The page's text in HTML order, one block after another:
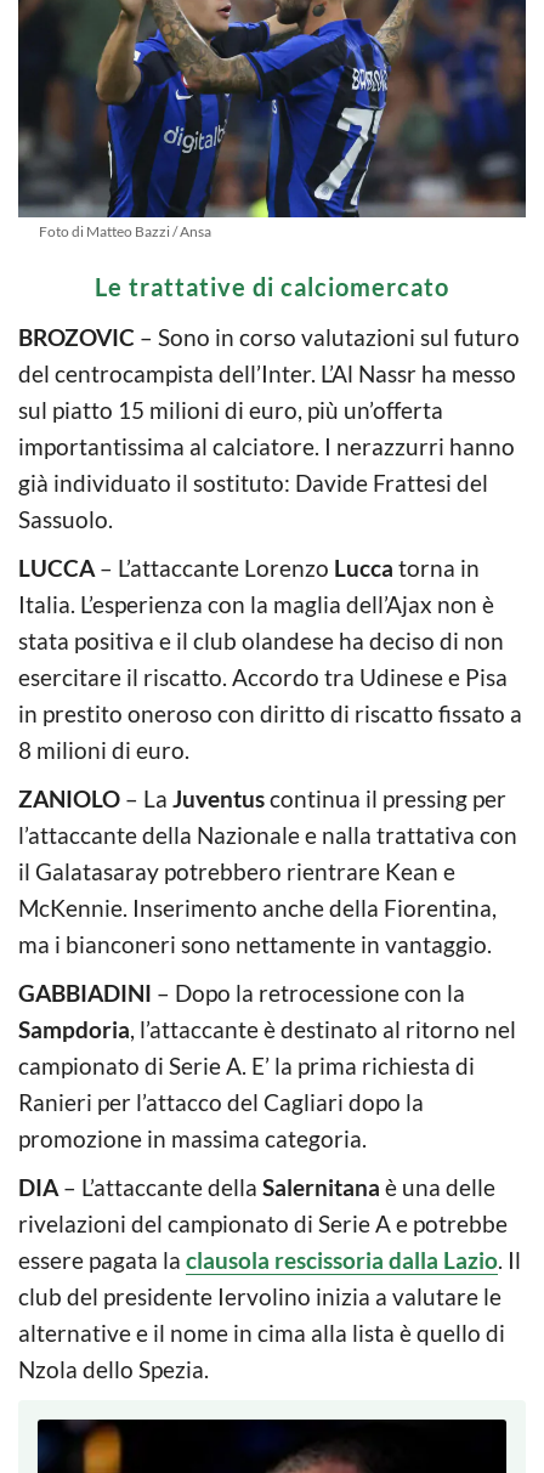
Foto di Matteo Bazzi / Ansa
Le trattative di calciomercato
BROZOVIC – Sono in corso valutazioni sul futuro
del centrocampista dell’Inter. L’Al Nassr ha messo
sul piatto 15 milioni di euro, più un’offerta
importantissima al calciatore. I nerazzurri hanno
già individuato il sostituto: Davide Frattesi del
Sassuolo.
LUCCA – L’attaccante Lorenzo Lucca torna in
Italia. L’esperienza con la maglia dell’Ajax non è
stata positiva e il club olandese ha deciso di non
esercitare il riscatto. Accordo tra Udinese e Pisa
in prestito oneroso con diritto di riscatto fissato a
8 milioni di euro.
ZANIOLO – La Juventuscontinua il pressing per
l’attaccante della Nazionale e nalla trattativa con
il Galatasaray potrebbero rientrare Kean e
McKennie. Inserimento anche della Fiorentina,
ma i bianconeri sono nettamente in vantaggio.
GABBIADINI – Dopo la retrocessione con la
Sampdoria, l’attaccante è destinato al ritorno nel
campionato di Serie A. E’ la prima richiesta di
Ranieri per l’attacco del Cagliari dopo la
promozione in massima categoria.
DIA – L’attaccante della Salernitana è una delle
rivelazioni del campionato di Serie A e potrebbe
essere pagata la clausola rescissoria dalla Lazio. Il
club del presidente Iervolino inizia a valutare le
alternative e il nome in cima alla lista è quello di
Nzola dello Spezia.